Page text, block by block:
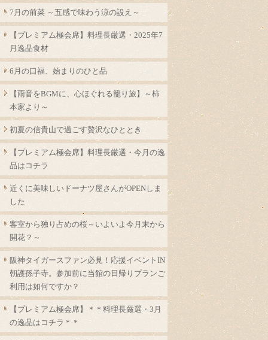
7月の前菜 ～五感で味わう涼の設え～
【プレミアム極会席】料理長厳選・2025年7
月逸品食材
6月の口福、始まりのひと品
【雨音をBGMに、心ほぐれる籠り旅】～柿
本家より～
初夏の信貴山で過ごす贅沢なひととき
【プレミアム極会席】料理長厳選・今月の逸
品はコチラ
近くに美味しいドーナツ屋さんがOPENしま
した
客室から独り占めの桜～いよいよ今月末から
開花？～
阪神タイガースファン必見！応援イベントIN
朝護孫子寺。参加前に当館の日帰りプランご
利用は如何ですか？
【プレミアム極会席】＊＊料理長厳選・3月
の逸品はコチラ＊＊